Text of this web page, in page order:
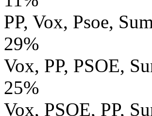
PP, Vox, Psoe,
29%
Vox, PP, PSOE,
25%
Vox, PSOE, PP,